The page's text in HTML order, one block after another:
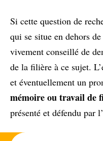
Si cette question de
qui se situe en dehors
vivement conseillé de
de la filière à ce sujet.
et éventuellement un
mémoire ou travail de
présenté et défendu par